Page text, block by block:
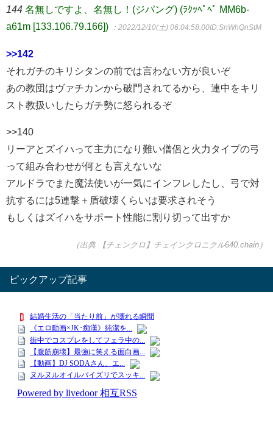
144 名無しですよ、名無し！(ジパング) (ﾗｸｯﾍﾟﾍﾟ MM6b-
a61m [133.106.79.166])
：2022/12/10(土) 06:04:58.00ID:SnWhQnStM
>>142
それガチのキリシタンの前では言わない方が良いぞ
あの教団はヴァチカンから破門されてるから、連中をキリ
スト教扱いしたらガチ勢に怒られるぞ
>>140
リーアとズイハって主力になり難い僧侶と火力タイプの弓
って組み合わせが何とも言えないな
アルドラでまた魔法使いが一気にインフレしたし、弓で対
抗するには5連撃＋盾破壊くらいは要求されそう
もしくはズイハをサポート性能に割り切って出すか
（出典 【チェンクロ】チェインクロニクル640.chain）
ピックアップ記事